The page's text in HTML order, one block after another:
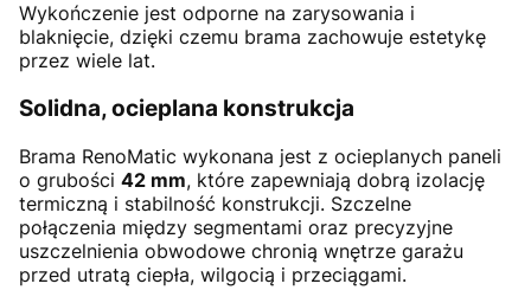
Wykończenie jest odporne na zarysowania i
blaknięcie, dzięki czemu brama zachowuje estetykę
przez wiele lat.
Solidna, ocieplana konstrukcja
Brama RenoMatic wykonana jest z ocieplanych paneli
o grubości 42 mm, które zapewniają dobrą izolację
termiczną i stabilność konstrukcji. Szczelne
połączenia między segmentami oraz precyzyjne
uszczelnienia obwodowe chronią wnętrze garażu
przed utratą ciepła, wilgocią i przeciągami.